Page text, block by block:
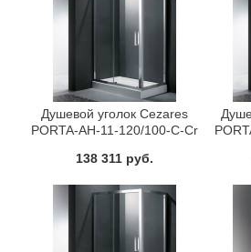
Душевой уголок Cezares
PORTA-AH-11-120/100-C-Cr
138 311 руб.